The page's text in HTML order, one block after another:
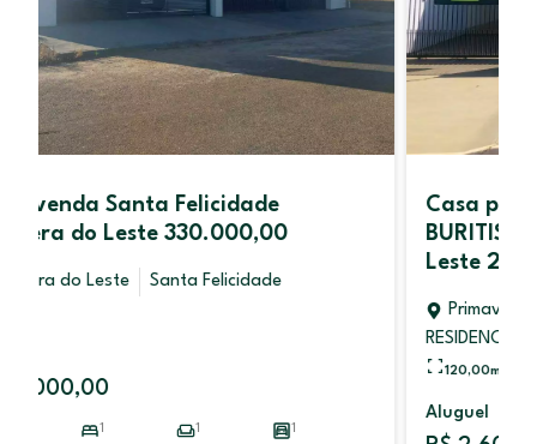
Casa para aluguel RESIDENCIAL
BURITIS PRIMAVERA V Primavera do
Leste 2.600,00